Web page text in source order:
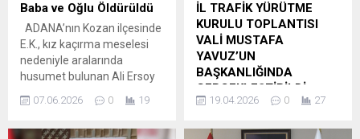
Baba ve Oğlu Öldürüldü
ADANA’nın Kozan ilçesinde
E.K., kız kaçırma meselesi
nedeniyle aralarında
husumet bulunan Ali Ersoy
(29) çıkan kavgada av
07.06.2026 0 19
İL TRAFİK YÜRÜTME
KURULU TOPLANTISI
VALİ MUSTAFA
YAVUZ’UN
BAŞKANLIĞINDA
GERÇEKLEŞTİRİLDİ
İl Trafik Yürütme Kurulu
19.04.2026 0 27